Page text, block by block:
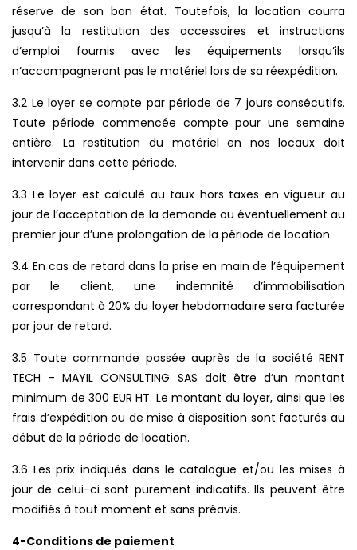
réserve de son bon état. Toutefois, la location courra
jusqu’à la restitution des accessoires et instructions
d’emploi fournis avec les équipements lorsqu’ils
n’accompagneront pas le matériel lors de sa réexpédition.
3.2 Le loyer se compte par période de 7 jours consécutifs.
Toute période commencée compte pour une semaine
entière. La restitution du matériel en nos locaux doit
intervenir dans cette période.
3.3 Le loyer est calculé au taux hors taxes en vigueur au
jour de l’acceptation de la demande ou éventuellement au
premier jour d’une prolongation de la période de location.
3.4 En cas de retard dans la prise en main de l’équipement
par le client, une indemnité d’immobilisation
correspondant à 20% du loyer hebdomadaire sera facturée
par jour de retard.
3.5 Toute commande passée auprès de la société RENT
TECH – MAYIL CONSULTING SAS doit être d’un montant
minimum de 300 EUR HT. Le montant du loyer, ainsi que les
frais d’expédition ou de mise à disposition sont facturés au
début de la période de location.
3.6 Les prix indiqués dans le catalogue et/ou les mises à
jour de celui-ci sont purement indicatifs. Ils peuvent être
modifiés à tout moment et sans préavis.
4-Conditions de paiement